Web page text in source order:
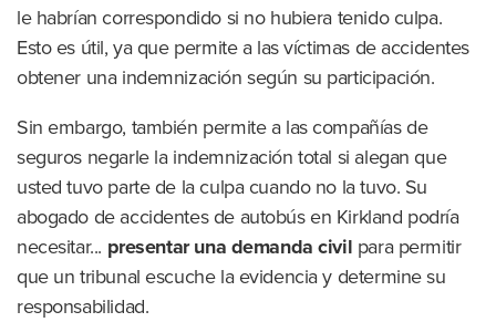
le habrían correspondido si no hubiera tenido culpa.
Esto es útil, ya que permite a las víctimas de accidentes
obtener una indemnización según su participación.
Sin embargo, también permite a las compañías de
seguros negarle la indemnización total si alegan que
usted tuvo parte de la culpa cuando no la tuvo. Su
abogado de accidentes de autobús en Kirkland podría
necesitar... presentar una demanda civil para permitir
que un tribunal escuche la evidencia y determine su
responsabilidad.